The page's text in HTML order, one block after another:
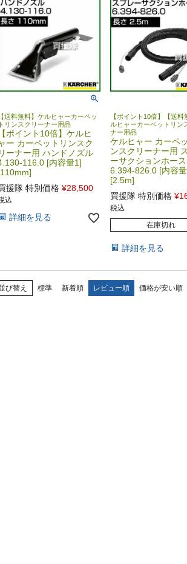
【送料無料】ケルヒャーカーペッ
トリンスクリーナー用品
【ポイント10倍】ケルヒ
ー カーペットリンスク
リーナー用 ハンドノズル
116.0 [内容量1]
援隊 特別価格 ¥28,500
込
詳細を見る
【ポイント10倍】【送料
ルヒャーカーペットリン
ナー用品
ケルヒャー カーペ
ンスクリーナー用
ーサクションホース
6.394-826.0 [内容
[2.5m]
買援隊 特別価格 ¥
税込
在庫切れ
詳細を見る
び替え 標準 新着順 レビュー順 価格が安い順